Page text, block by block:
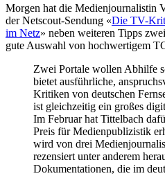
Morgen hat die Medienjournalistin
der Netscout-Sendung «Die TV-
im Netz» neben weiteren Tipps
gute Auswahl von hochwertigem
Zwei Portale wollen Abhilfe
bietet ausführliche,
Kritiken von deutschen
ist gleichzeitig ein großes
Im Februar hat Tittelbach
Preis für Medienpublizistik
wird von drei
rezensiert unter anderem
Dokumentationen, die im